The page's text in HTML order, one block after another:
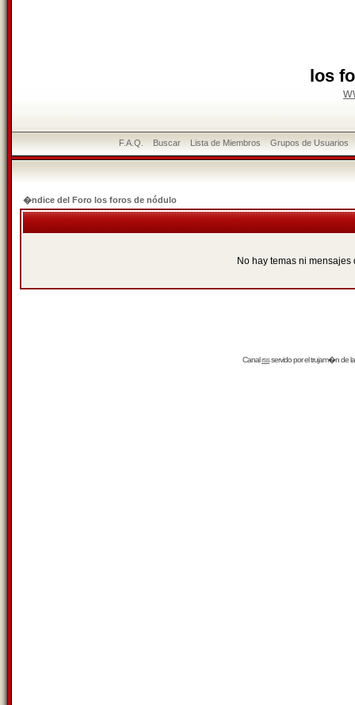
los
F.A.Q. Buscar Lista de Miembros Grupos de Usuarios
�ndice del Foro los foros de nódulo
No hay temas ni
Canalrssservido por eltrujam�nde